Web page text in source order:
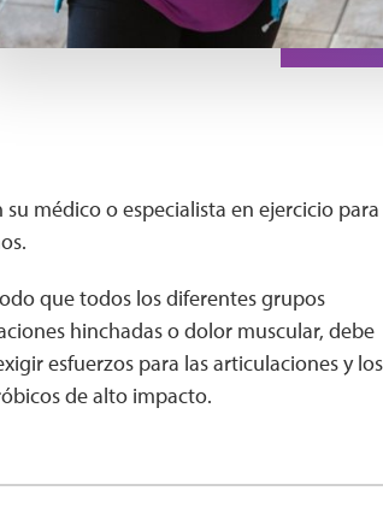
médico o especialista en ejercicio para
que todos los diferentes grupos
hinchadas o dolor muscular, debe
esfuerzos para las articulaciones y los
de alto impacto.